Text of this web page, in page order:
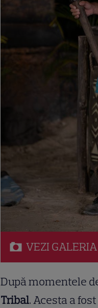
VEZI GALERIA
După momentele
Tribal. Acesta a